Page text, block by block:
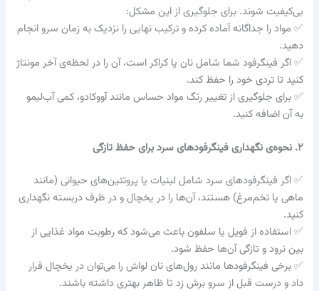
بی‌کیفیت شوند. برای جلوگیری از این مشکل:
✅ مواد را جداگانه آماده کرده و ترکیب نهایی را نزدیک به زمان سرو انجام
دهید.
✅ اگر فینگرفود شما شامل نان یا کراکر است، آن را در لحظه‌ی آخر مونتاژ
کنید تا تردی خود را حفظ کند.
✅ برای جلوگیری از تغییر رنگ مواد حساس مانند آووکادو، کمی آب‌لیمو
به آن اضافه کنید.
۲. نحوه‌ی نگهداری فینگرفودهای سرد برای حفظ تازگی
✅ اگر فینگرفودهای سرد شامل لبنیات یا پروتئین‌های حیوانی (مانند
ماهی یا تخم‌مرغ) هستند، آن‌ها را در یخچال و در ظرف دربسته نگهداری
کنید.
✅ استفاده از فویل یا سلفون باعث می‌شود که رطوبت مواد غذایی از
بین نرود و تازگی آن‌ها حفظ شود.
✅ برخی فینگرفودها مانند رول‌های نان لواش را می‌توان در یخچال قرار
داد و درست قبل از سرو برش زد تا ظاهر بهتری داشته باشند.